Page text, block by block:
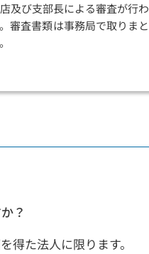
及び支部長による審査が行わ
審査書類は事務局で取りまと
？
得た法人に限ります。